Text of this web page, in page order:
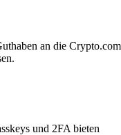
an die Crypto.com
und 2FA bieten